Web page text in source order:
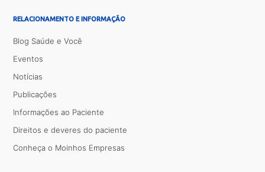
RELACIONAMENTO E INFORMAÇÃO
Blog Saúde e Você
Eventos
Notícias
Publicações
Informações ao Paciente
Direitos e deveres do paciente
Conheça o Moinhos Empresas